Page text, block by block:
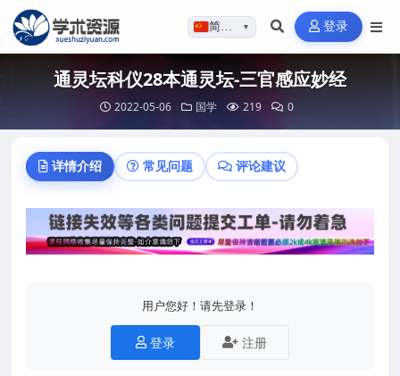
简体…▼ 登录
通灵坛科仪28本通灵坛-三官感应妙经
2022-05-06 国学 219 0
详情介绍 常见问题 评论建议
用户您好！请先登录！
登录 注册